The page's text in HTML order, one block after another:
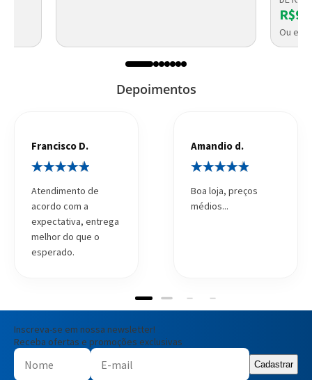
Ou em
Depoimentos
Atendimento de
acordo com a
expectativa, entrega
melhor do que o
esperado.
Francisco D.
Boa loja, preços
médios...
Amandio d.
Inscreva-se em nossa newsletter!
Receba ofertas e promoções exclusivas
Cadastrar